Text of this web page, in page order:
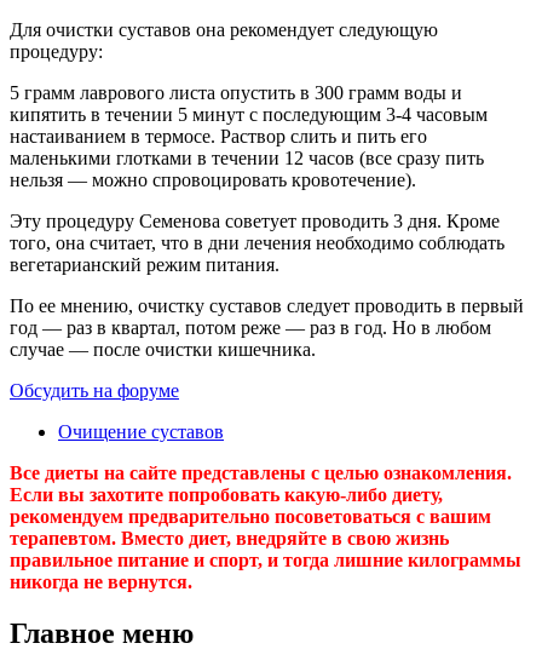
Для очистки суставов она рекомендует следующую
процедуру:
5 грамм лаврового листа опустить в 300 грамм воды и
кипятить в течении 5 минут с последующим 3-4 часовым
настаиванием в термосе. Раствор слить и пить его
маленькими глотками в течении 12 часов (все сразу пить
нельзя — можно спровоцировать кровотечение).
Эту процедуру Семенова советует проводить 3 дня. Кроме
того, она считает, что в дни лечения необходимо соблюдать
вегетарианский режим питания.
По ее мнению, очистку суставов следует проводить в первый
год — раз в квартал, потом реже — раз в год. Но в любом
случае — после очистки кишечника.
Обсудить на форуме
Очищение суставов
Все диеты на сайте представлены с целью ознакомления.
Если вы захотите попробовать какую-либо диету,
рекомендуем предварительно посоветоваться с вашим
терапевтом. Вместо диет, внедряйте в свою жизнь
правильное питание и спорт, и тогда лишние килограммы
никогда не вернутся.
Главное меню